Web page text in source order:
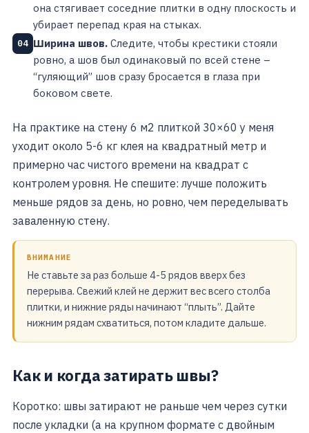
она стягивает соседние плитки в одну плоскость и
убирает перепад края на стыках.
04 Ширина швов. Следите, чтобы крестики стояли
ровно, а шов был одинаковый по всей стене –
“гуляющий” шов сразу бросается в глаза при
боковом свете.
На практике на стену 6 м2 плиткой 30×60 у меня
уходит около 5-6 кг клея на квадратный метр и
примерно час чистого времени на квадрат с
контролем уровня. Не спешите: лучше положить
меньше рядов за день, но ровно, чем переделывать
заваленную стену.
ВНИМАНИЕ
Не ставьте за раз больше 4-5 рядов вверх без
перерыва. Свежий клей не держит вес всего столба
плитки, и нижние ряды начинают “плыть”. Дайте
нижним рядам схватиться, потом кладите дальше.
Как и когда затирать швы?
Коротко: швы затирают не раньше чем через сутки
после укладки (а на крупном формате с двойным